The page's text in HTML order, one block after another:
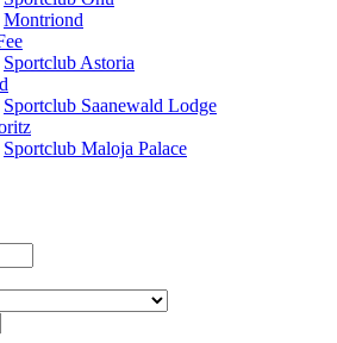
Montriond
Sportclub Astoria
Sportclub Saanewald Lodge
Sportclub Maloja Palace